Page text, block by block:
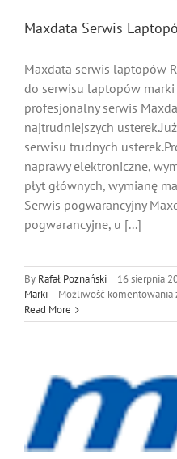
Maxdata Serwis
Maxdata serwis laptopów
do serwisu laptopów marki
profesjonalny serwis
najtrudniejszych
serwisu trudnych
naprawy elektroniczne,
płyt głównych, wymianę
Serwis pogwarancyjny
pogwarancyjne, u [...]
By Rafał Poznański | 16 sierpnia
Marki | Możliwość komentowania
Read More